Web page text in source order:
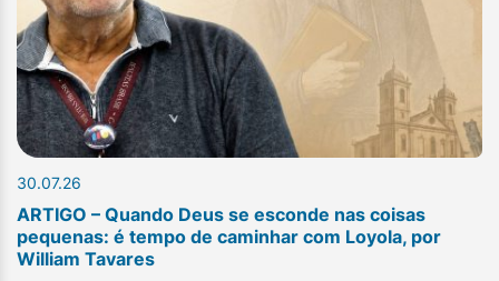
30.07.26
ARTIGO – Quando Deus se esconde nas coisas
pequenas: é tempo de caminhar com Loyola, por
William Tavares